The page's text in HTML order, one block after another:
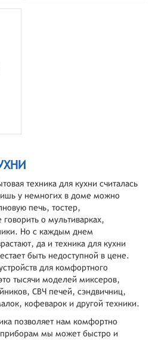
техника для кухни считалась
у немногих в доме можно
печь, тостер,
о мультиварках,
Но с каждым днем
да и техника для кухни
быть недоступной в цене.
для комфортного
тысячи моделей миксеров,
СВЧ печей, сэндвичниц,
кофеварок и другой техники.
позволяет нам комфортно
мы может быстро и